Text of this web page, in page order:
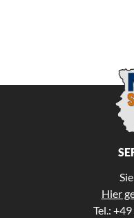
Hier
Tel.: